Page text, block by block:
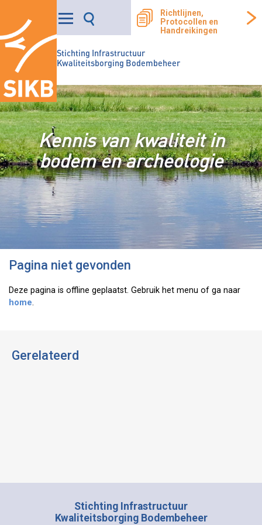
Stichting Infrastructuur
Kwaliteitsborging Bodembeheer
Richtlijnen,
Protocollen en
Handreikingen
Kennis van kwaliteit in
bodem en archeologie
Pagina niet gevonden
Deze pagina is offline geplaatst. Gebruik het menu of ga naar
home.
Gerelateerd
Stichting Infrastructuur
Kwaliteitsborging Bodembeheer